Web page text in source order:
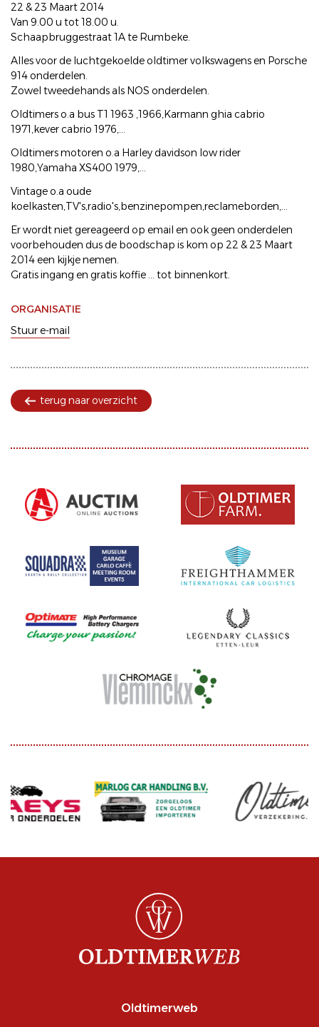
22 & 23 Maart 2014
Van 9.00 u tot 18.00 u.
Schaapbruggestraat 1A te Rumbeke.
Alles voor de luchtgekoelde oldtimer volkswagens en Porsche
914 onderdelen.
Zowel tweedehands als NOS onderdelen.
Oldtimers o.a bus T1 1963 ,1966,Karmann ghia cabrio
1971,kever cabrio 1976,...
Oldtimers motoren o.a Harley davidson low rider
1980,Yamaha XS400 1979,...
Vintage o.a oude
koelkasten,TV's,radio's,benzinepompen,reclameborden,...
Er wordt niet gereageerd op email en ook geen onderdelen
voorbehouden dus de boodschap is kom op 22 & 23 Maart
2014 een kijkje nemen.
Gratis ingang en gratis koffie ... tot binnenkort.
ORGANISATIE
Stuur e-mail
terug naar overzicht
Oldtimerweb